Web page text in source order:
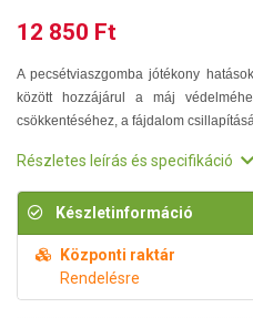
12 850 Ft
A pecsétviaszgomba jótékony
között hozzájárul a máj
csökkentéséhez, a fájdalom
Részletes leírás és specifikáció
Készletinformáció
Központi raktár
Rendelésre